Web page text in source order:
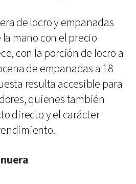
de locro y empanadas
mano con el precio
con la porción de locro a
de empanadas a 18
resulta accesible para
quienes también
directo y el carácter